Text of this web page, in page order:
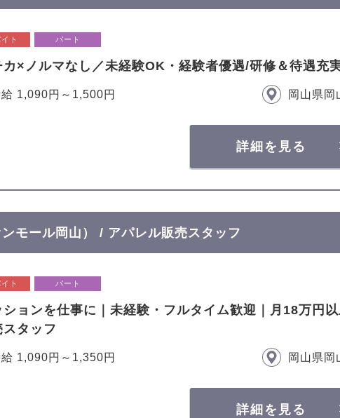
ト パート
カ×ノルマなし／未経験OK・経験者優遇/研修＆待遇充
給 1,090円～1,500円 岡山県岡
詳細を見る
モール岡山） / アパレル販売スタッフ
ト パート
ションを仕事に｜未経験・フルタイム歓迎｜月18万円
スタッフ
給 1,090円～1,350円 岡山県岡
詳細を見る